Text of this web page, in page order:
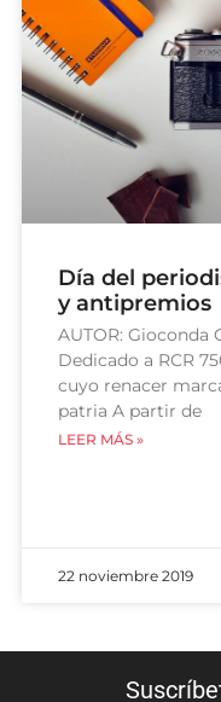
Día del
y antipremios
AUTOR: Gioconda
Dedicado a RCR
cuyo renacer
patria A partir de
LEER MÁS »
22 noviembre 2019